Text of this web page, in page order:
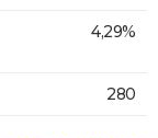
4,29%
280